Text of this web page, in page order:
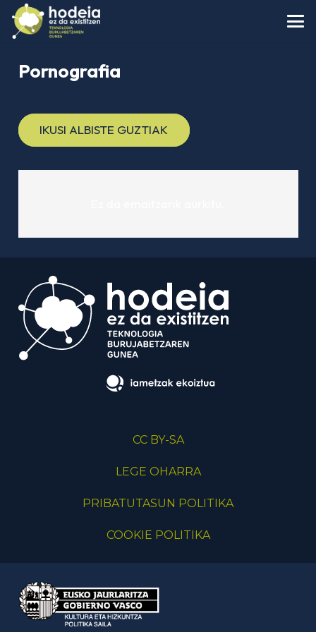
Pornografia
IKUSI ALBISTE GUZTIAK
CC BY-SA
LEGE OHARRA
PRIBATUTASUN POLITIKA
COOKIE POLITIKA